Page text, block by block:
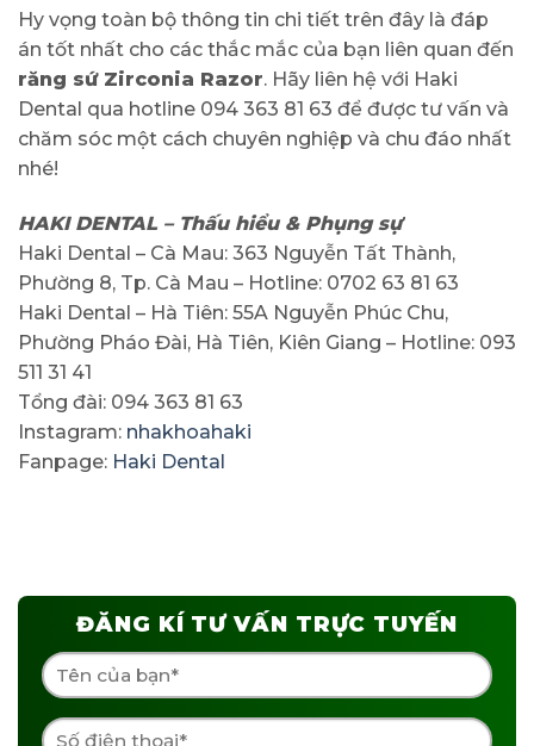
Hy vọng toàn bộ thông tin chi tiết trên đây là đáp
án tốt nhất cho các thắc mắc của bạn liên quan đến
răng sứ Zirconia Razor. Hãy liên hệ với Haki
Dental qua hotline 094 363 81 63 để được tư vấn và
chăm sóc một cách chuyên nghiệp và chu đáo nhất
nhé!
HAKI DENTAL – Thấu hiểu & Phụng sự
Haki Dental – Cà Mau: 363 Nguyễn Tất Thành,
Phường 8, Tp. Cà Mau – Hotline: 0702 63 81 63
Haki Dental – Hà Tiên: 55A Nguyễn Phúc Chu,
Phường Pháo Đài, Hà Tiên, Kiên Giang – Hotline: 093
511 31 41
Tổng đài: 094 363 81 63
Instagram: nhakhoahaki
Fanpage: Haki Dental
ĐĂNG KÍ TƯ VẤN TRỰC TUYẾN